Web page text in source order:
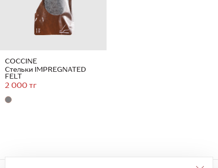
COCCINE
Стельки IMPREGNATED
FELT
2 000 тг